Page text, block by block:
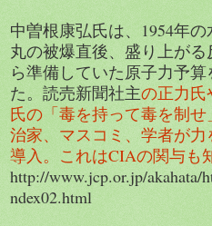
中曽根康弘氏は、1954年
丸の被爆直後、盛り上が
ら準備していた原子力予
た。読売新聞社主の正力氏
氏の「毒を持って毒を制
治家、マスコミ、学者が
導入。これはCIAの関与も
http://www.jcp.or.jp/akahata/
ndex02.html